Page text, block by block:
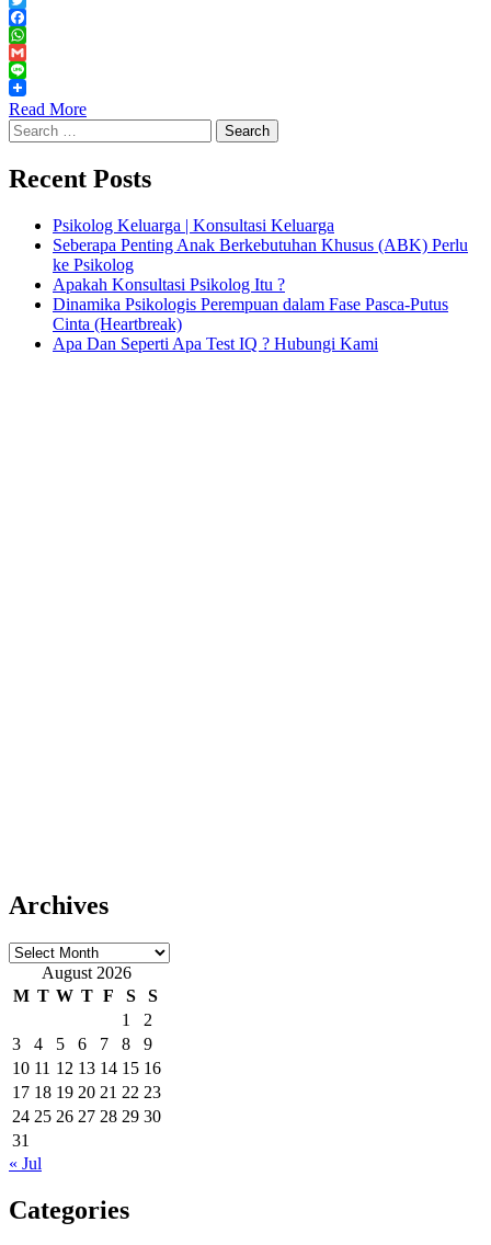
Twitter
Facebook
WhatsApp
Gmail
Line
Read More
Search
for:
Recent Posts
Psikolog Keluarga | Konsultasi Keluarga
Seberapa Penting Anak Berkebutuhan Khusus (ABK) Perlu
ke Psikolog
Apakah Konsultasi Psikolog Itu ?
Dinamika Psikologis Perempuan dalam Fase Pasca-Putus
Cinta (Heartbreak)
Apa Dan Seperti Apa Test IQ ? Hubungi Kami
Archives
Archives
August 2026
M T W T F S
S
1
2
3
4 5 6 7 8
9
10 11 12 13 14 15 16
17 18 19 20 21 22 23
24 25 26 27 28 29 30
31
« Jul
Categories